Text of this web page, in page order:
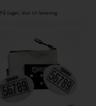
På lager, klar til levering